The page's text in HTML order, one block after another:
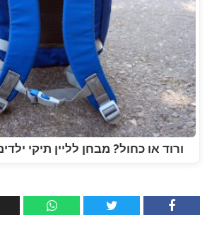
ורוד או כחול? מבחן לליין תיקי